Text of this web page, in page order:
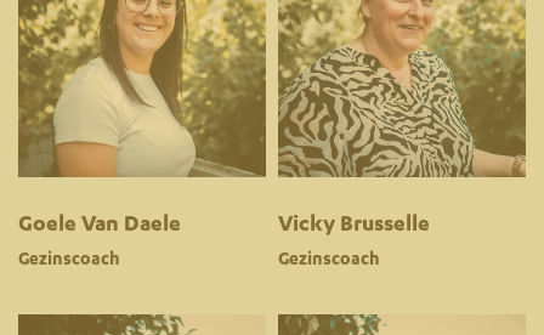
Goele Van Daele
Gezinscoach
Vicky Brusselle
Gezinscoach